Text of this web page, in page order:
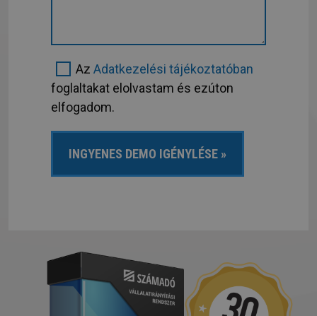
Az Adatkezelési tájékoztatóban
foglaltakat elolvastam és ezúton
elfogadom.